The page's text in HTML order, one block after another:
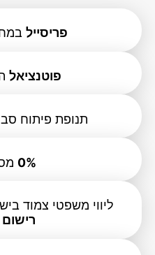
פריסייל
פוטנציאל
תנופת פיתוח
0%
ליווי משפטי צמוד